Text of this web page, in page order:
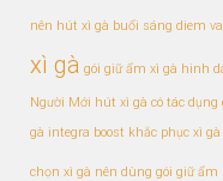
nên hút xì gà buổi sáng diem
xì gà gói giữ ẩm xì gà hinh
Người Mới hút xì gà có tác dụng
gà integra boost khắc phục xì gà
chọn xì gà nên dùng gói giữ ẩm